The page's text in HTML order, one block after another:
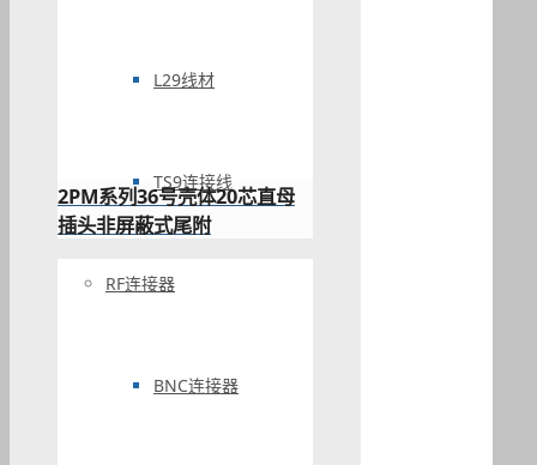
L29线材
TS9连接线
RF连接器
BNC连接器
2PM系列36号壳体20芯直母
插头非屏蔽式尾附